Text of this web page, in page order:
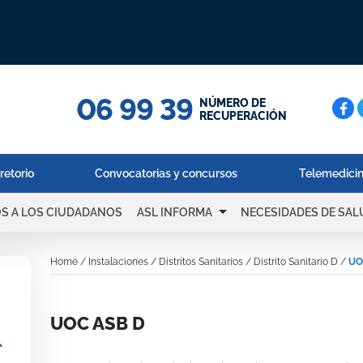
06 99 39
NÚMERO DE
RECUPERACIÓN
Convocatorias y concursos
A LOS CIUDADANOS ASL INFORMA arrow_drop_down NECESIDADES DE
Home / Instalaciones / Distritos Sanitarios / Distrito Sanitario D /
UOC ASB D